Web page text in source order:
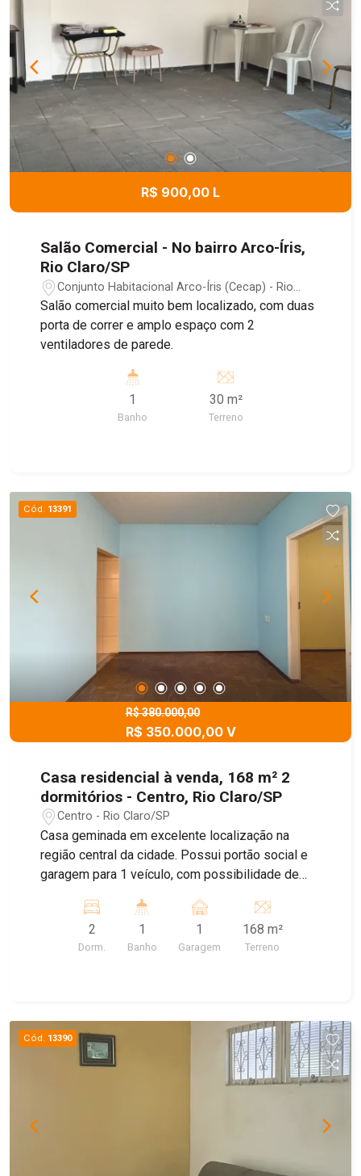
R$ 900,00 L
Salão Comercial - No bairro Arco-Íris,
Rio Claro/SP
Conjunto Habitacional Arco-Íris (Cecap) - Rio
Claro/SP
Salão comercial muito bem localizado, com duas
porta de correr e amplo espaço com 2
ventiladores de parede.
1
Banho
30 m²
Terreno
Cód. 13391
R$ 380.000,00
R$ 350.000,00 V
Casa residencial à venda, 168 m² 2
dormitórios - Centro, Rio Claro/SP
Centro - Rio Claro/SP
Casa geminada em excelente localização na
região central da cidade. Possui portão social e
garagem para 1 veículo, com possibilidade de
sistema de gaveta. O imóvel conta com entrada
social, sala de estar, 2 dormitórios, cozinha e
banheiro social. Nos fundos, dispõe de amplo
de sua estrutura, contando ainda com laje em um
dos dormitórios e no banheiro social.
2
Dorm.
1
Banho
1
Garagem
168 m²
Terreno
Cód. 13390